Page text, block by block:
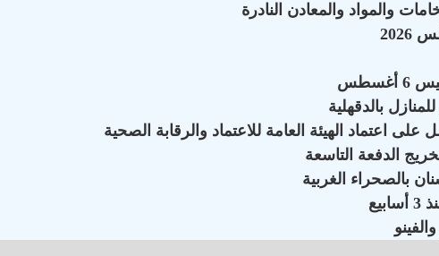
والمواد والمعادن النادرة
بالدقهلية
اعتماد الهيئة العامة للاعتماد والرقابة الصحية
الدفعة التاسعة
بالصحراء الغربية